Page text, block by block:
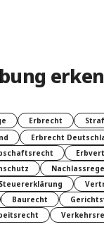
Erbrecht
Erbrecht
Steuererklärung
Baurecht